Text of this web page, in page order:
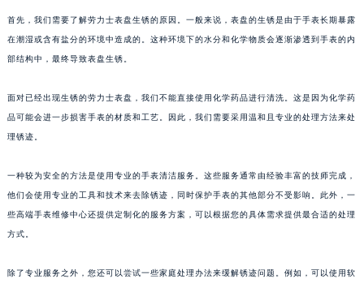
首先，我们需要了解劳力士表盘生锈的原因。一般来说，表盘的生锈是由于手表长期暴露
在潮湿或含有盐分的环境中造成的。这种环境下的水分和化学物质会逐渐渗透到手表的内
部结构中，最终导致表盘生锈。
面对已经出现生锈的劳力士表盘，我们不能直接使用化学药品进行清洗。这是因为化学药
品可能会进一步损害手表的材质和工艺。因此，我们需要采用温和且专业的处理方法来处
理锈迹。
一种较为安全的方法是使用专业的手表清洁服务。这些服务通常由经验丰富的技师完成，
他们会使用专业的工具和技术来去除锈迹，同时保护手表的其他部分不受影响。此外，一
些高端手表维修中心还提供定制化的服务方案，可以根据您的具体需求提供最合适的处理
方式。
除了专业服务之外，您还可以尝试一些家庭处理办法来缓解锈迹问题。例如，可以使用软